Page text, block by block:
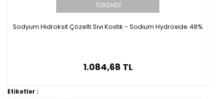
TÜKENDİ
Sodyum Hidroksit Çözelti Sıvı Kostik - Sodium Hydroxide 48%
1.084,68 TL
Etiketler :